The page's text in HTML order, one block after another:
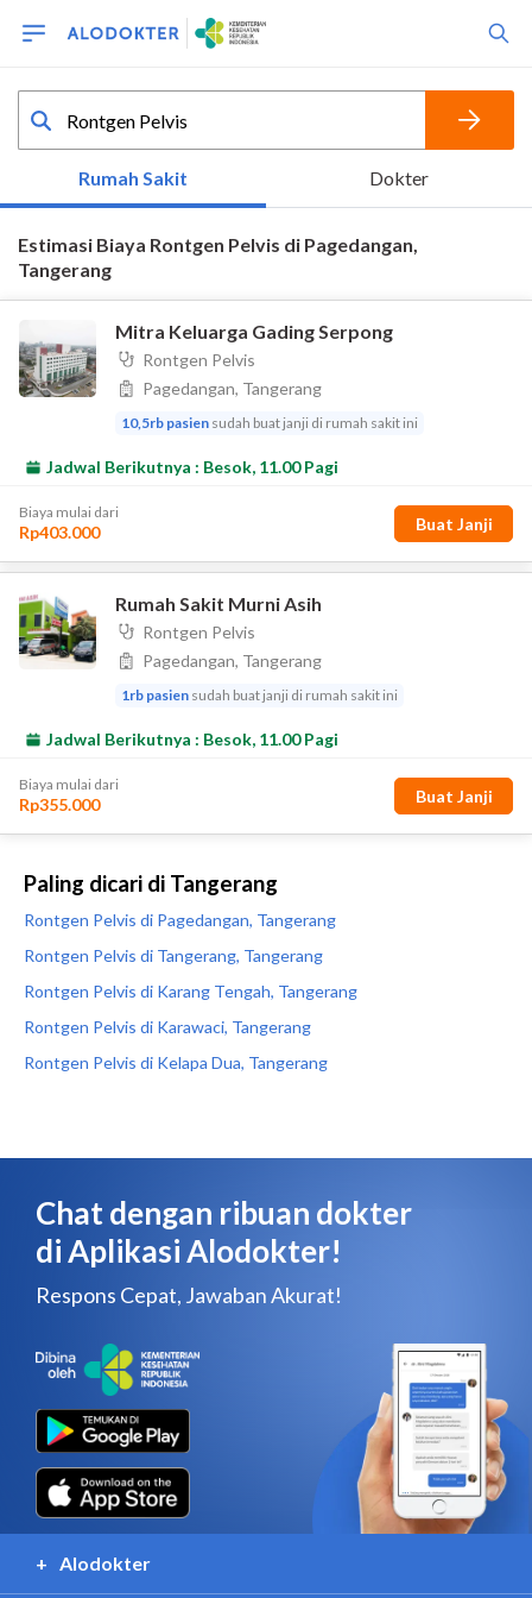
Paling dicari di Tangerang
Rontgen Pelvis di Pagedangan, Tangerang
Rontgen Pelvis di Tangerang, Tangerang
Rontgen Pelvis di Karang Tengah, Tangerang
Rontgen Pelvis di Karawaci, Tangerang
Rontgen Pelvis di Kelapa Dua, Tangerang